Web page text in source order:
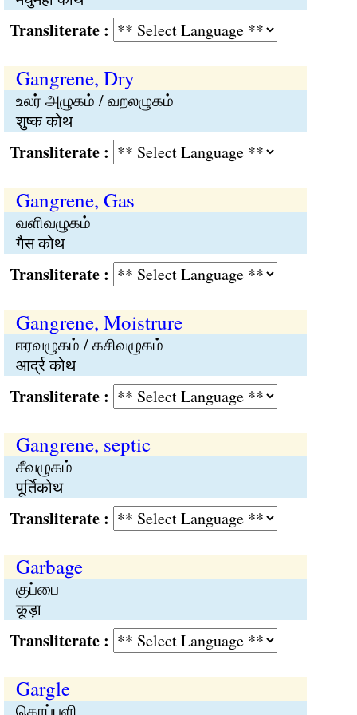
:
Gangrene, Dry
உலர் அழுகம் / வறலழுகம்
शुष्क कोथ
:
Gangrene, Gas
வளிவழுகம்
गैस कोथ
:
Gangrene, Moistrure
ஈரவழுகம் / கசிவழுகம்
आर्द्र कोथ
:
Gangrene, septic
சீவழுகம்
पूर्तिकोथ
:
Garbage
குப்பை
कूड़ा
:
Gargle
கொப்புளி